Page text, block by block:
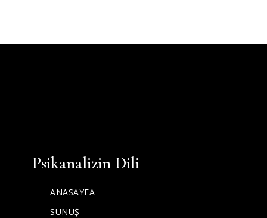
Psikanalizin Dili
ANASAYFA
SUNUŞ